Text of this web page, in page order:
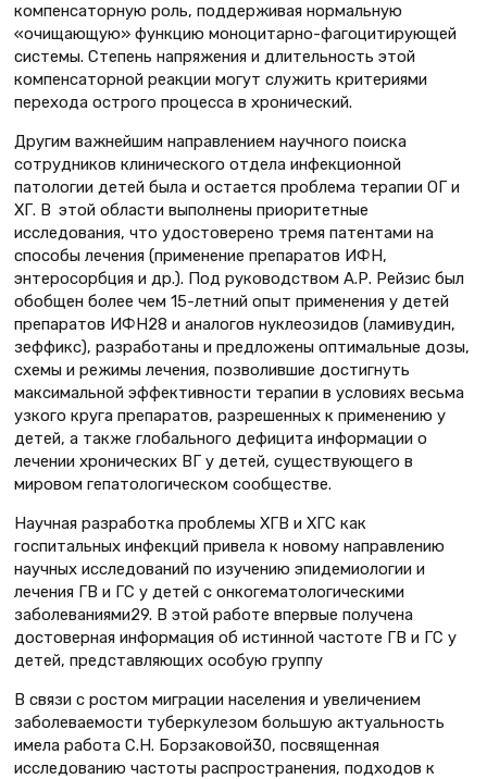
компенсаторную роль, поддерживая нормальную
«очищающую» функцию моноцитарно-фагоцитирующей
системы. Степень напряжения и длительность этой
компенсаторной реакции могут служить критериями
перехода острого процесса в хронический.
Другим важнейшим направлением научного поиска
сотрудников клинического отдела инфекционной
патологии детей была и остается проблема терапии ОГ и
ХГ. В этой области выполнены приоритетные
исследования, что удостоверено тремя патентами на
способы лечения (применение препаратов ИФН,
энтеросорбция и др.). Под руководством А.Р. Рейзис был
обобщен более чем 15-летний опыт применения у детей
препаратов ИФН28 и аналогов нуклеозидов (ламивудин,
зеффикс), разработаны и предложены оптимальные дозы,
схемы и режимы лечения, позволившие достигнуть
максимальной эффективности терапии в условиях весьма
узкого круга препаратов, разрешенных к применению у
детей, а также глобального дефицита информации о
лечении хронических ВГ у детей, существующего в
мировом гепатологическом сообществе.
Научная разработка проблемы ХГВ и ХГС как
госпитальных инфекций привела к новому направлению
научных исследований по изучению эпидемиологии и
лечения ГВ и ГС у детей с онкогематологическими
заболеваниями29. В этой работе впервые получена
достоверная информация об истинной частоте ГВ и ГС у
детей, представляющих особую группу
В связи с ростом миграции населения и увеличением
заболеваемости туберкулезом большую актуальность
имела работа С.Н. Борзаковой30, посвященная
исследованию частоты распространения, подходов к